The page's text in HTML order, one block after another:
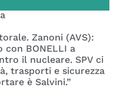
Zanoni (AVS):
con BONELLI a
il nucleare. SPV ci
trasporti e sicurezza
è Salvini.”